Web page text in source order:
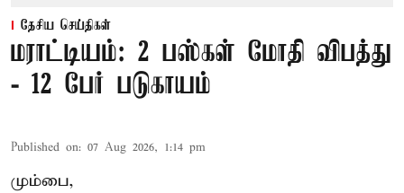
தேசிய செய்திகள்
மராட்டியம்: 2 பஸ்கள் மோதி விபத்து
- 12 பேர் படுகாயம்
Published on: 07 Aug 2026, 1:14 pm
மும்பை,